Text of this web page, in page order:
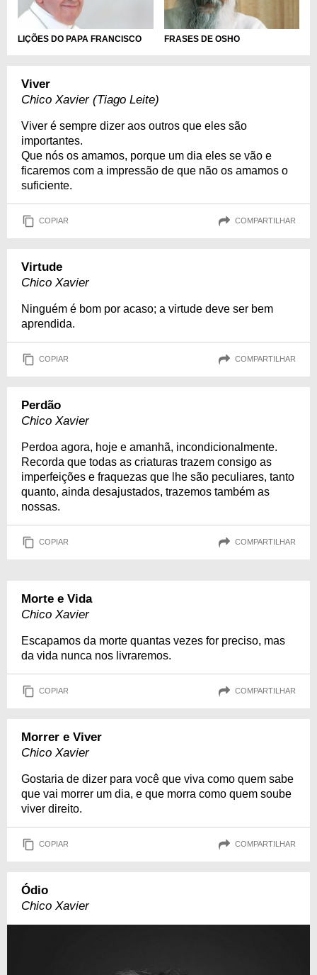
LIÇÕES DO PAPA FRANCISCO FRASES DE OSHO
Viver
Chico Xavier (Tiago Leite)
Viver é sempre dizer aos outros que eles são
importantes.
Que nós os amamos, porque um dia eles se vão e
ficaremos com a impressão de que não os amamos o
suficiente.
COPIAR COMPARTILHAR
Virtude
Chico Xavier
Ninguém é bom por acaso; a virtude deve ser bem
aprendida.
COPIAR COMPARTILHAR
Perdão
Chico Xavier
Perdoa agora, hoje e amanhã, incondicionalmente.
Recorda que todas as criaturas trazem consigo as
imperfeições e fraquezas que lhe são peculiares, tanto
quanto, ainda desajustados, trazemos também as
nossas.
COPIAR COMPARTILHAR
Morte e Vida
Chico Xavier
Escapamos da morte quantas vezes for preciso, mas
da vida nunca nos livraremos.
COPIAR COMPARTILHAR
Morrer e Viver
Chico Xavier
Gostaria de dizer para você que viva como quem sabe
que vai morrer um dia, e que morra como quem soube
viver direito.
COPIAR COMPARTILHAR
Ódio
Chico Xavier